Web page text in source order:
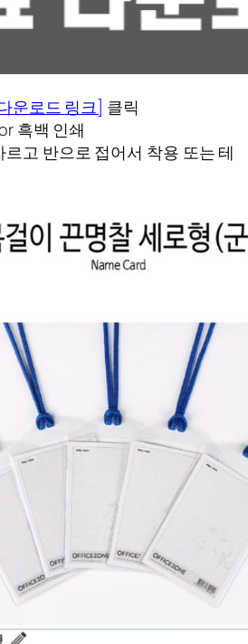
운로드 링크] 클릭
흑백 인쇄
고 반으로 접어서 착용 또는 테